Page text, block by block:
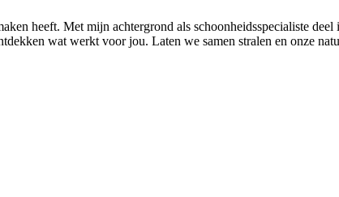
heeft. Met mijn achtergrond als schoonheidsspecialiste
wat werkt voor jou. Laten we samen stralen en onze